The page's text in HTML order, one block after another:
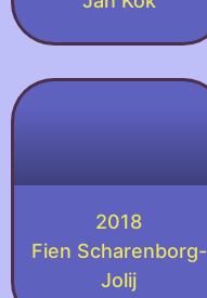
2018
Fien Scharenborg-
Jolij